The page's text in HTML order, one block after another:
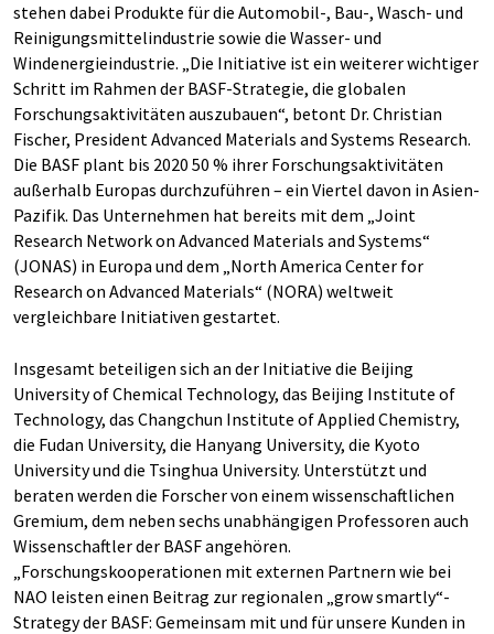
stehen dabei Produkte für die Automobil-, Bau-, Wasch- und
Reinigungsmittelindustrie sowie die Wasser- und
Windenergieindustrie. „Die Initiative ist ein weiterer wichtiger
Schritt im Rahmen der BASF-Strategie, die globalen
Forschungsaktivitäten auszubauen“, betont Dr. Christian
Fischer, President Advanced Materials and Systems Research.
Die BASF plant bis 2020 50 % ihrer Forschungsaktivitäten
außerhalb Europas durchzuführen – ein Viertel davon in Asien-
Pazifik. Das Unternehmen hat bereits mit dem „Joint
Research Network on Advanced Materials and Systems“
(JONAS) in Europa und dem „North America Center for
Research on Advanced Materials“ (NORA) weltweit
vergleichbare Initiativen gestartet.
Insgesamt beteiligen sich an der Initiative die Beijing
University of Chemical Technology, das Beijing Institute of
Technology, das Changchun Institute of Applied Chemistry,
die Fudan University, die Hanyang University, die Kyoto
University und die Tsinghua University. Unterstützt und
beraten werden die Forscher von einem wissen­schaftlichen
Gremium, dem neben sechs unabhängigen Professoren auch
Wissenschaftler der BASF angehören.
„Forschungskooperationen mit externen Partnern wie bei
NAO leisten einen Beitrag zur regionalen „grow smartly“-
Strategy der BASF: Gemeinsam mit und für unsere Kunden in